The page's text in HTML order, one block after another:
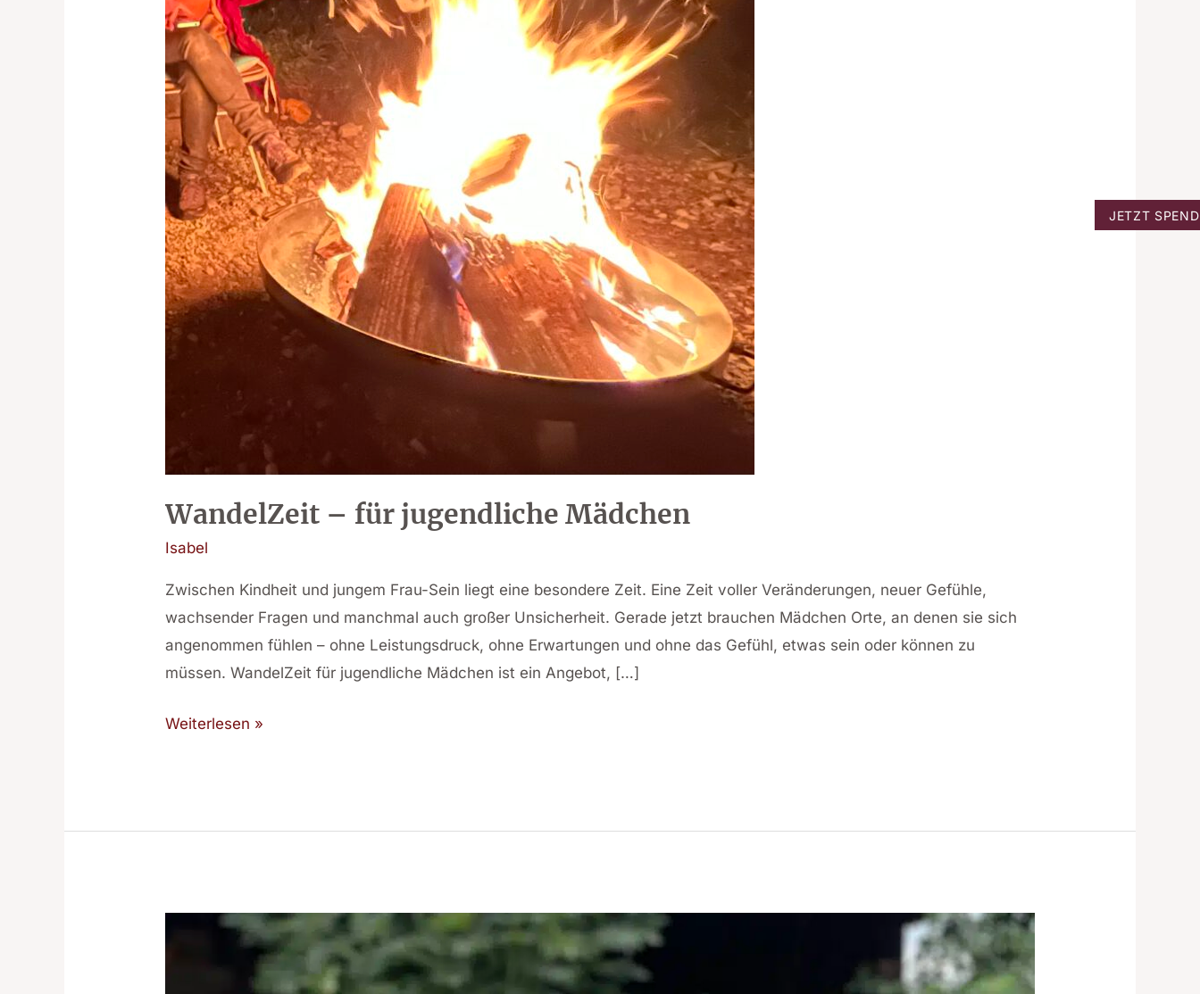
JETZT
WandelZeit – für jugendliche Mädchen
Isabel
Zwischen Kindheit und jungem Frau-Sein liegt eine besondere Zeit. Eine Zeit voller Veränderungen, neuer Gefühle,
wachsender Fragen und manchmal auch großer Unsicherheit. Gerade jetzt brauchen Mädchen Orte, an denen sie sich
angenommen fühlen – ohne Leistungsdruck, ohne Erwartungen und ohne das Gefühl, etwas sein oder können zu
müssen. WandelZeit für jugendliche Mädchen ist ein Angebot, […]
Weiterlesen »
Pferde-
Kreativnachmittage